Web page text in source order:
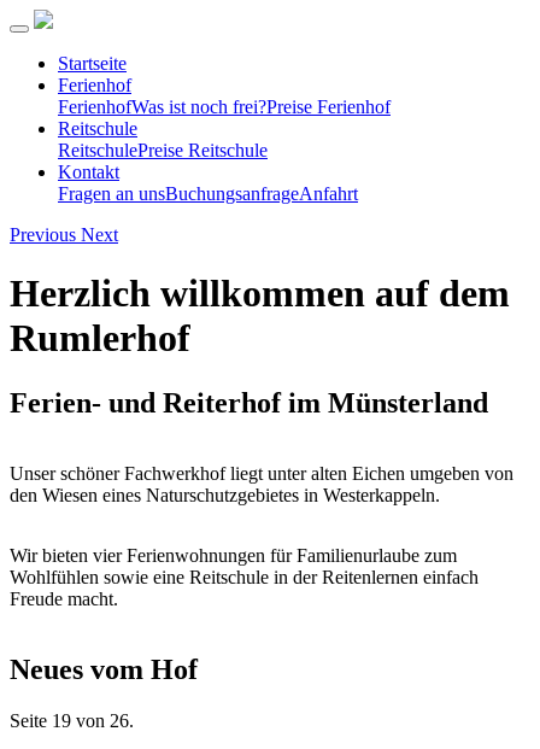
Startseite
Ferienhof
FerienhofWas ist noch frei?Preise Ferienhof
Reitschule
ReitschulePreise Reitschule
Kontakt
Fragen an unsBuchungsanfrageAnfahrt
Previous Next
Herzlich willkommen auf dem
Rumlerhof
Ferien- und Reiterhof im Münsterland
Unser schöner Fachwerkhof liegt unter alten Eichen umgeben von
den Wiesen eines Naturschutzgebietes in Westerkappeln.
Wir bieten vier Ferienwohnungen für Familienurlaube zum
Wohlfühlen sowie eine Reitschule in der Reitenlernen einfach
Freude macht.
Neues vom Hof
Seite 19 von 26.